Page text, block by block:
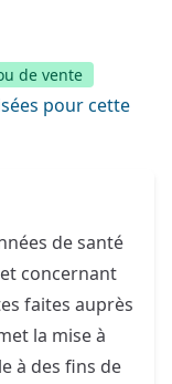
de vente
pour cette
de santé
concernant
faites auprès
la mise à
à des fins de